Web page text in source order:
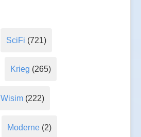
SciFi (721)
Krieg (265)
Wisim (222)
Moderne (2)